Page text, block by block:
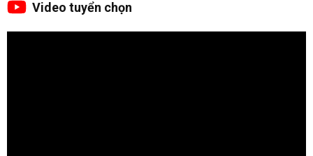
Video tuyển chọn